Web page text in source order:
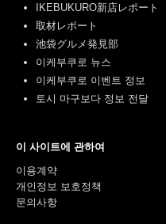
IKEBUKURO新店レポート
取材レポート
池袋グルメ発見部
이케부쿠로 뉴스
이케부쿠로 이벤트 정보
토시 마구보다 정보 전달
이 사이트에 관하여
이용계약
개인정보 보호정책
문의사항